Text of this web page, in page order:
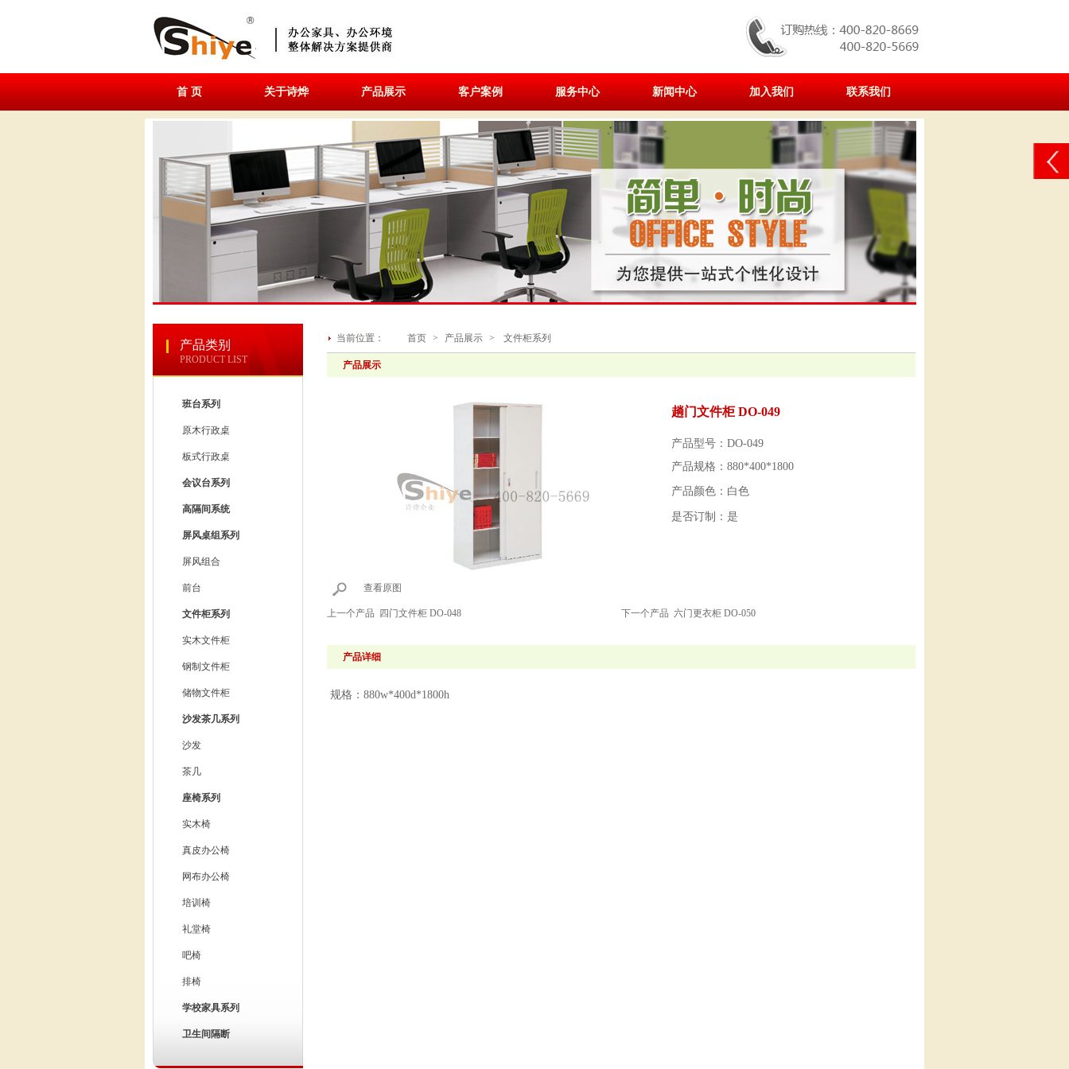
首 页 关于诗烨 产品展示 客户案例 服务中心 新闻中心 加入我们 联系我们
产品类别
PRODUCT LIST
班台系列
原木行政桌
板式行政桌
会议台系列
高隔间系统
屏风桌组系列
屏风组合
前台
文件柜系列
实木文件柜
钢制文件柜
储物文件柜
沙发茶几系列
沙发
茶几
座椅系列
实木椅
真皮办公椅
网布办公椅
培训椅
礼堂椅
吧椅
排椅
学校家具系列
卫生间隔断
当前位置： 首页 > 产品展示 > 文件柜系列
产品展示
查看原图
趟门文件柜 DO-049
产品型号：DO-049
产品规格：880*400*1800
产品颜色：白色
是否订制：是
上一个产品 四门文件柜 DO-048 下一个产品 六门更衣柜 DO-050
产品详细
规格：880w*400d*1800h